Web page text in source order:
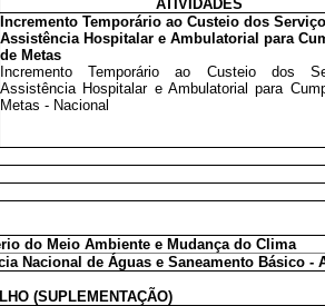
ATIVIDADES
Incremento Temporário ao Custeio dos
Assistência Hospitalar e Ambulatorial para
de Metas
Incremento Temporário ao Custeio dos
Assistência Hospitalar e Ambulatorial para
Metas - Nacional
do Meio Ambiente e Mudança do Clima
Nacional de Águas e Saneamento Básico -
(SUPLEMENTAÇÃO)